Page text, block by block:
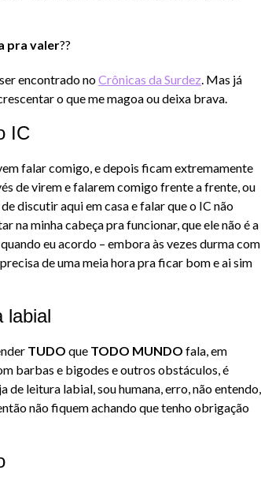
pra valer??
encontrado noCrônicas da Surdez . Mas já
o que me magoa ou deixa brava.
IC
falar comigo, e depois ficam extremamente
de virem e falarem comigo frente a frente, ou
discutir aqui em casa e falar que o IC não
na minha cabeça pra funcionar, que ele não é a
eu acordo – embora às vezes durma com
de uma meia hora pra ficar bom e ai sim
labial
TUDO que TODO MUNDO fala, em
barbas e bigodes e outros obstáculos, é
de leitura labial, sou humana, erro, não entendo,
não fiquem achando que tenho obrigação